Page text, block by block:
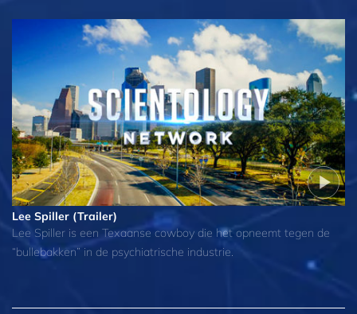
Lee Spiller (Trailer)
Lee Spiller is een Texaanse cowboy die het opneemt tegen de
“bullebakken” in de psychiatrische industrie.